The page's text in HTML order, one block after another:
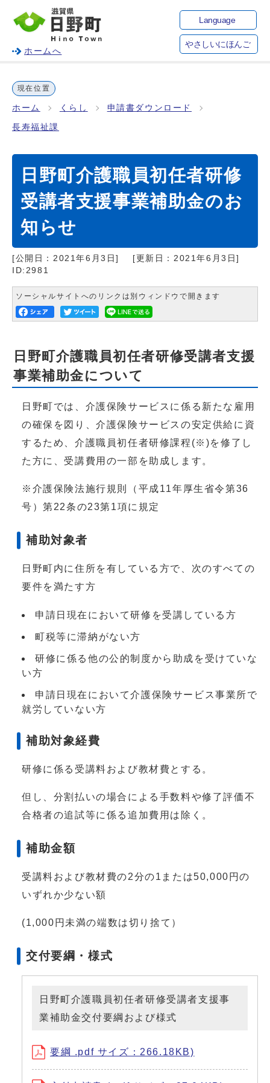
ホームへ
Language
やさしいにほんご
現在位置
ホーム くらし 申請書ダウンロード
長寿福祉課
日野町介護職員初任者研修
受講者支援事業補助金のお
知らせ
[公開日： 2021年6月3日] [更新日： 2021年6月3日]
ID:2981
ソーシャルサイトへのリンクは別ウィンドウで開きます
日野町介護職員初任者研修受講者支援
事業補助金について
日野町では、介護保険サービスに係る新たな雇用
の確保を図り、介護保険サービスの安定供給に資
するため、介護職員初任者研修課程(※)を修了し
た方に、受講費用の一部を助成します。
※介護保険法施行規則（平成11年厚生省令第36
号）第22条の23第1項に規定
補助対象者
日野町内に住所を有している方で、次のすべての
要件を満たす方
申請日現在において研修を受講している方
町税等に滞納がない方
研修に係る他の公的制度から助成を受けていな
い方
申請日現在において介護保険サービス事業所で
就労していない方
補助対象経費
研修に係る受講料および教材費とする。
但し、分割払いの場合による手数料や修了評価不
合格者の追試等に係る追加費用は除く。
補助金額
受講料および教材費の2分の1または50,000円の
いずれか少ない額
(1,000円未満の端数は切り捨て）
交付要綱・様式
日野町介護職員初任者研修受講者支援事
業補助金交付要綱および様式
要綱 .pdf サイズ：266.18KB)